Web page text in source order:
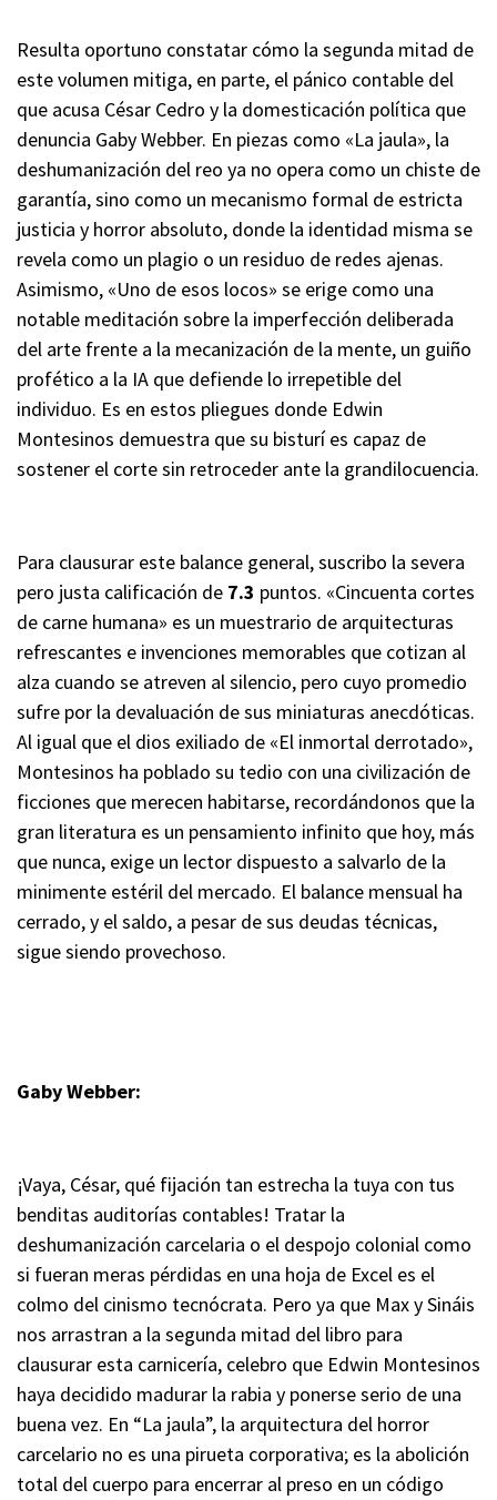
Resulta oportuno constatar cómo la segunda mitad de
este volumen mitiga, en parte, el pánico contable del
que acusa César Cedro y la domesticación política que
denuncia Gaby Webber. En piezas como «La jaula», la
deshumanización del reo ya no opera como un chiste de
garantía, sino como un mecanismo formal de estricta
justicia y horror absoluto, donde la identidad misma se
revela como un plagio o un residuo de redes ajenas.
Asimismo, «Uno de esos locos» se erige como una
notable meditación sobre la imperfección deliberada
del arte frente a la mecanización de la mente, un guiño
profético a la IA que defiende lo irrepetible del
individuo. Es en estos pliegues donde Edwin
Montesinos demuestra que su bisturí es capaz de
sostener el corte sin retroceder ante la grandilocuencia.
Para clausurar este balance general, suscribo la severa
pero justa calificación de 7.3 puntos. «Cincuenta cortes
de carne humana» es un muestrario de arquitecturas
refrescantes e invenciones memorables que cotizan al
alza cuando se atreven al silencio, pero cuyo promedio
sufre por la devaluación de sus miniaturas anecdóticas.
Al igual que el dios exiliado de «El inmortal derrotado»,
Montesinos ha poblado su tedio con una civilización de
ficciones que merecen habitarse, recordándonos que la
gran literatura es un pensamiento infinito que hoy, más
que nunca, exige un lector dispuesto a salvarlo de la
minimente estéril del mercado. El balance mensual ha
cerrado, y el saldo, a pesar de sus deudas técnicas,
sigue siendo provechoso.
Gaby Webber:
¡Vaya, César, qué fijación tan estrecha la tuya con tus
benditas auditorías contables! Tratar la
deshumanización carcelaria o el despojo colonial como
si fueran meras pérdidas en una hoja de Excel es el
colmo del cinismo tecnócrata. Pero ya que Max y Sináis
nos arrastran a la segunda mitad del libro para
clausurar esta carnicería, celebro que Edwin Montesinos
haya decidido madurar la rabia y ponerse serio de una
buena vez. En “La jaula”, la arquitectura del horror
carcelario no es una pirueta corporativa; es la abolición
total del cuerpo para encerrar al preso en un código